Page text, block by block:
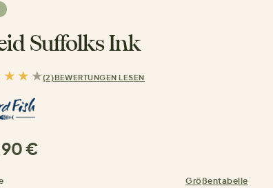
Suffolks Ink
(2)BEWERTUNGEN LESEN
€
Größentabelle